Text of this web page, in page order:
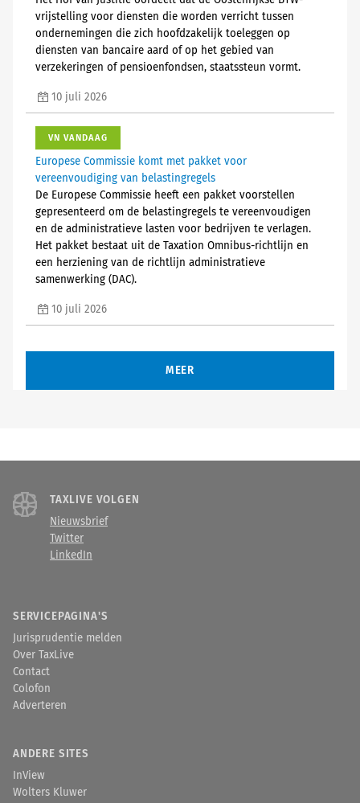
vrijstelling voor diensten die worden verricht tussen
ondernemingen die zich hoofdzakelijk toeleggen op
diensten van bancaire aard of op het gebied van
verzekeringen of pensioenfondsen, staatssteun vormt.
10 juli 2026
VN VANDAAG
Europese Commissie komt met pakket voor
vereenvoudiging van belastingregels
De Europese Commissie heeft een pakket voorstellen
gepresenteerd om de belastingregels te vereenvoudigen
en de administratieve lasten voor bedrijven te verlagen.
Het pakket bestaat uit de Taxation Omnibus-richtlijn en
een herziening van de richtlijn administratieve
samenwerking (DAC).
10 juli 2026
MEER
TAXLIVE VOLGEN
Nieuwsbrief
Twitter
LinkedIn
SERVICEPAGINA'S
Jurisprudentie melden
Over TaxLive
Contact
Colofon
Adverteren
ANDERE SITES
InView
Wolters Kluwer